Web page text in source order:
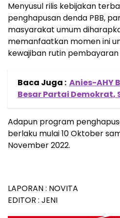
Menyusul rilis kebijakan
penghapusan denda PBB,
masyarakat umum
memanfaatkan momen ini
kewajiban rutin pembayaran
Baca Juga : Anies-AHY
Besar Partai Demokrat,
Adapun program
berlaku mulai 10 Oktober
November 2022.
LAPORAN : NOVITA
EDITOR : JENI